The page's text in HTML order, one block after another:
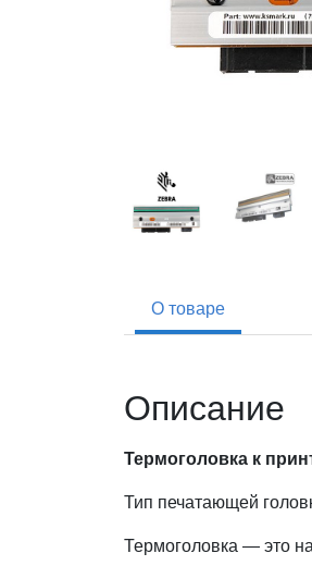
О товаре
Описание
Термоголовка к
Тип печатающей
Термоголовка — это